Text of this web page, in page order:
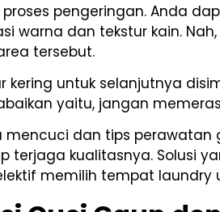
pengeringan. Anda
warna dan tekstur kain.
tersebut.
kering untuk selanjutnya
yaitu, jangan
dan tips
terjaga kualitasnya. Solusi
memilih tempat